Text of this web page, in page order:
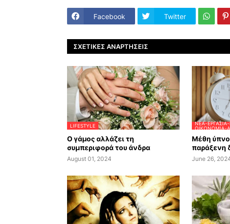
Facebook Twitter
ΣΧΕΤΙΚΈΣ ΑΝΑΡΤΉΣΕΙΣ
LIFESTYLE
Ο γάμος αλλάζει τη
συμπεριφορά του άνδρα
August 01, 2024
ΝΈΑ-ΕΡΓΑΣΊΑ-
ΟΙΚΟΝΟΜΊΑ-
Μέθη
παράξενη
June 26,